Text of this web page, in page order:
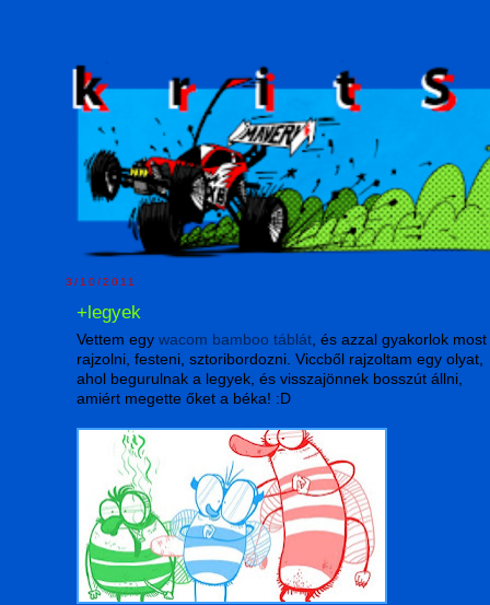
3/10/2011
+legyek
Vettem egy wacom bamboo táblát , és azzal gyakorlok most
rajzolni, festeni, sztoribordozni. Viccből rajzoltam egy olyat,
ahol begurulnak a legyek, és visszajönnek bosszút állni,
amiért megette őket a béka! :D